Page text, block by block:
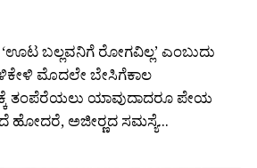
ಬಲ್ಲವನಿಗೆ ರೋಗವಿಲ್ಲ’ ಎಂಬುದು
ಮೊದಲೇ ಬೇಸಿಗೆಕಾಲ
ತಂಪೆರೆಯಲು ಯಾವುದಾದರೂ ಪೇಯ
ಹೋದರೆ, ಅಜೀರ‍್ಣದ ಸಮಸ್ಯೆ...